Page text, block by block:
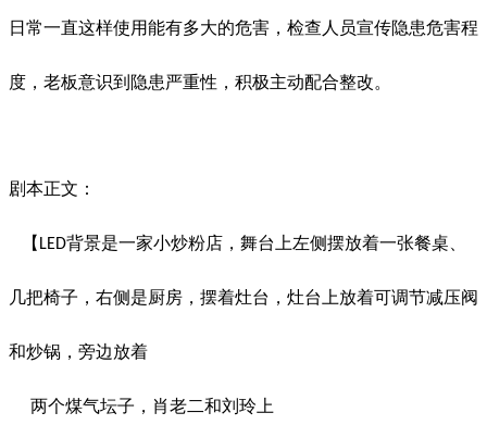
日常一直这样使用能有多大的危害，检查人员宣传隐患危害程
度，老板意识到隐患严重性，积极主动配合整改。
剧本正文：
【 LED背景是一家小炒粉店，舞台上左侧摆放着一张餐桌、
几把椅子，右侧是厨房，摆着灶台，灶台上放着可调节减压阀
和炒锅，旁边放着
两个煤气坛子，肖老二和刘玲上